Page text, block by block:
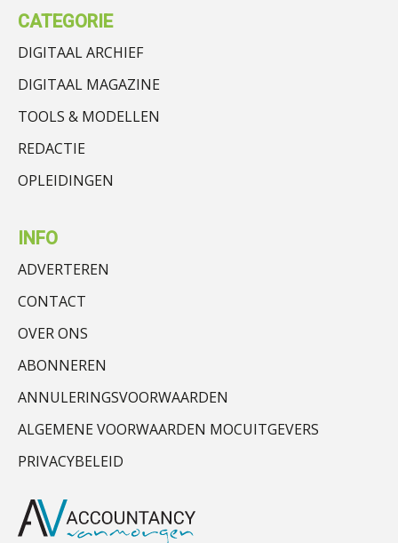
CATEGORIE
DIGITAAL ARCHIEF
DIGITAAL MAGAZINE
TOOLS & MODELLEN
REDACTIE
OPLEIDINGEN
INFO
ADVERTEREN
CONTACT
OVER ONS
ABONNEREN
ANNULERINGSVOORWAARDEN
ALGEMENE VOORWAARDEN MOCUITGEVERS
PRIVACYBELEID